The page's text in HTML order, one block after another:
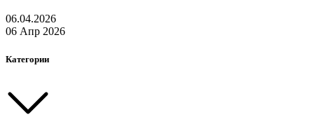
06.04.2026
06 Апр 2026
Категории